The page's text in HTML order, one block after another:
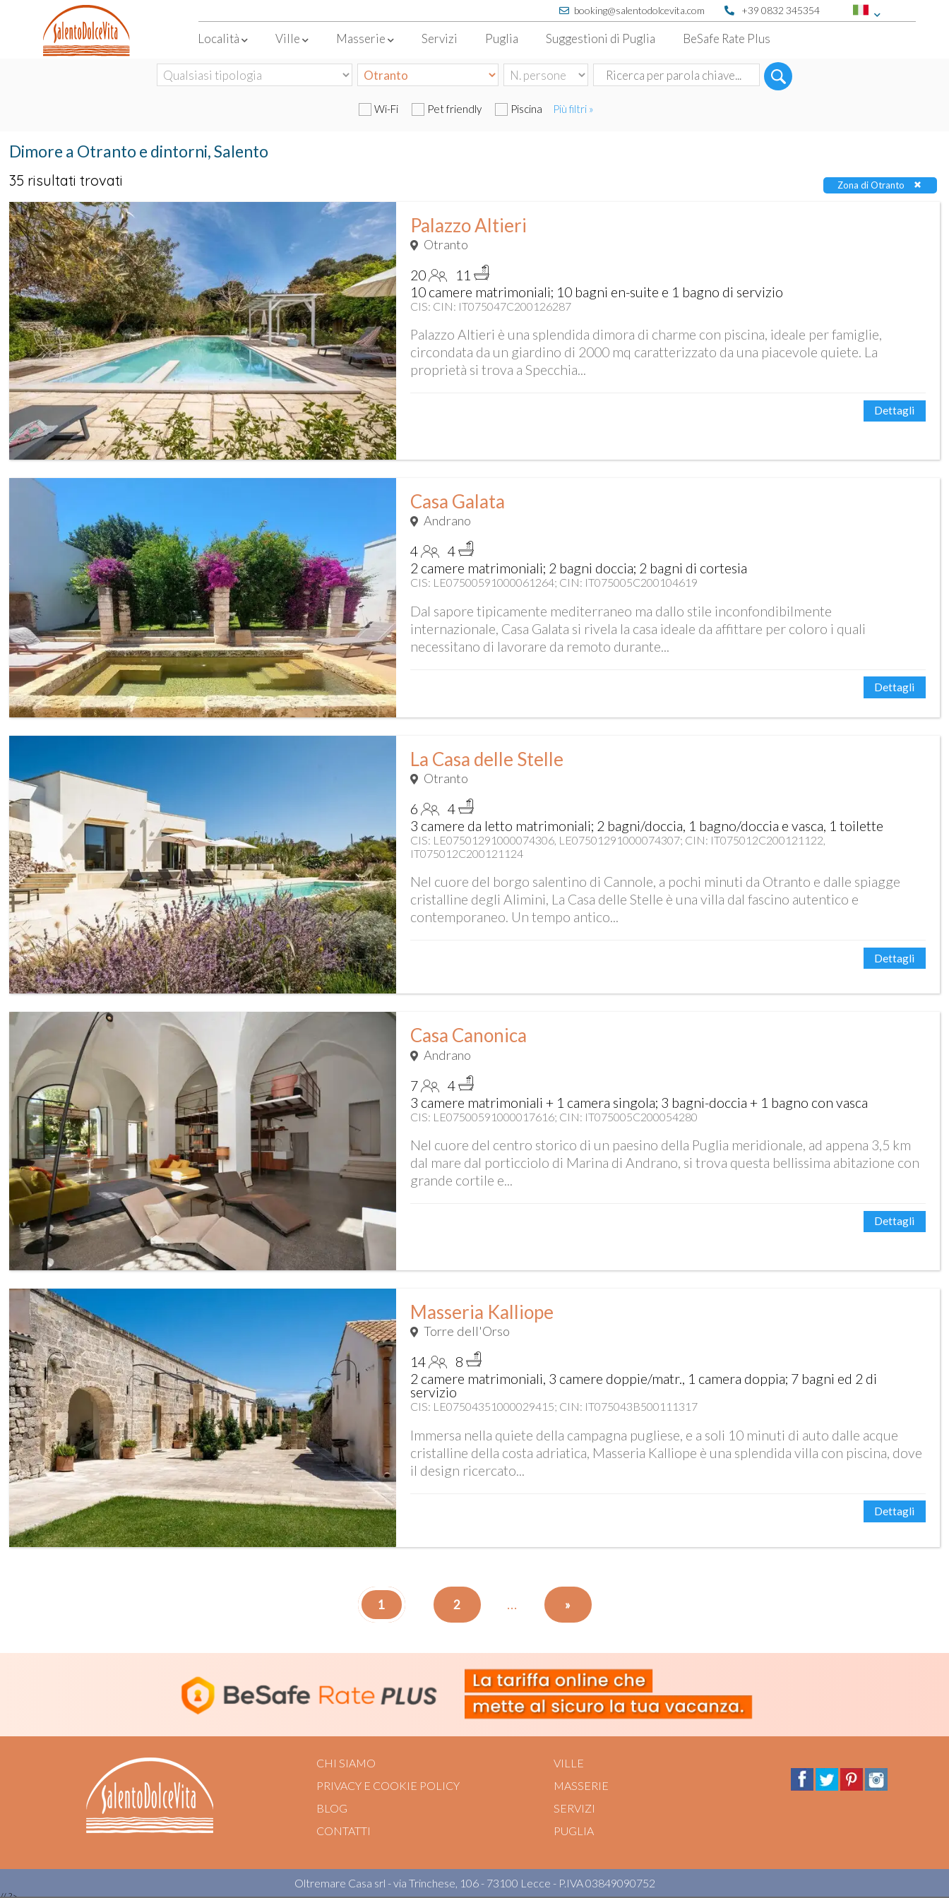
+39 0832 345354
booking@salentodolcevita.com
Località Ville Masserie Servizi Puglia Suggestioni di Puglia BeSafe Rate Plus
Wi-Fi Pet friendly Piscina Più filtri »
Dimore a Otranto e dintorni, Salento
35 risultati trovati Zona di Otranto
Palazzo Altieri
Otranto
20
11
10 camere matrimoniali; 10 bagni en-suite e 1 bagno di servizio
CIS: CIN: IT075047C200126287
Palazzo Altieri è una splendida dimora di charme con piscina, ideale per famiglie,
circondata da un giardino di 2000 mq caratterizzato da una piacevole quiete. La
proprietà si trova a Specchia...
Dettagli
Casa Galata
Andrano
4
4
2 camere matrimoniali; 2 bagni doccia; 2 bagni di cortesia
CIS: LE07500591000061264; CIN: IT075005C200104619
Dal sapore tipicamente mediterraneo ma dallo stile inconfondibilmente
internazionale, Casa Galata si rivela la casa ideale da affittare per coloro i quali
necessitano di lavorare da remoto durante...
Dettagli
La Casa delle Stelle
Otranto
6
4
3 camere da letto matrimoniali; 2 bagni/doccia, 1 bagno/doccia e vasca, 1 toilette
CIS: LE07501291000074306, LE07501291000074307; CIN: IT075012C200121122,
IT075012C200121124
Nel cuore del borgo salentino di Cannole, a pochi minuti da Otranto e dalle spiagge
cristalline degli Alimini, La Casa delle Stelle è una villa dal fascino autentico e
contemporaneo. Un tempo antico...
Dettagli
Casa Canonica
Andrano
7
4
3 camere matrimoniali + 1 camera singola; 3 bagni-doccia + 1 bagno con vasca
CIS: LE07500591000017616; CIN: IT075005C200054280
Nel cuore del centro storico di un paesino della Puglia meridionale, ad appena 3,5 km
dal mare dal porticciolo di Marina di Andrano, si trova questa bellissima abitazione con
grande cortile e...
Dettagli
Masseria Kalliope
Torre dell'Orso
14
8
2 camere matrimoniali, 3 camere doppie/matr., 1 camera doppia; 7 bagni ed 2 di
servizio
CIS: LE07504351000029415; CIN: IT075043B500111317
Immersa nella quiete della campagna pugliese, e a soli 10 minuti di auto dalle acque
cristalline della costa adriatica, Masseria Kalliope è una splendida villa con piscina, dove
il design ricercato...
Dettagli
1 2 ... »
CHI SIAMO
PRIVACY E COOKIE POLICY
BLOG
CONTATTI
VILLE
MASSERIE
SERVIZI
PUGLIA
Oltremare Casa srl - via Trinchese, 106 - 73100 Lecce - P.IVA 03849090752